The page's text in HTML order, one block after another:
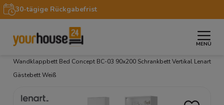
30-tägige Rückgabefrist
MENÜ
Startseite » Möbel
Wandklappbett Bed Concept BC-03 90x200 Schrankbett Vertikal Lenart
Gästebett Weiß